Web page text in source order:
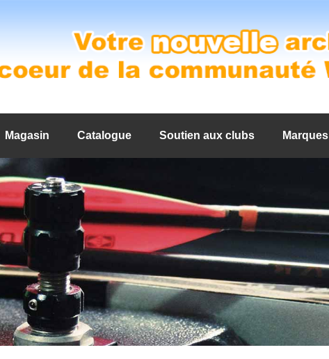
Magasin Catalogue Soutien aux clubs Marques